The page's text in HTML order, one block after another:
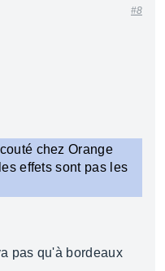
#8
chez Orange
effets sont pas les
pas qu'à bordeaux